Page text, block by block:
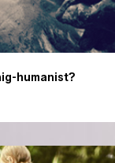
humanist?